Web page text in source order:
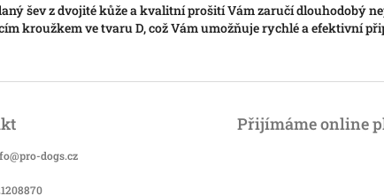
šev z dvojité kůže a kvalitní prošití Vám zaručí dlouhodobý
kroužkem ve tvaru D, což Vám umožňuje rychlé a efektivní
@pro-dogs.cz
Přijímáme online